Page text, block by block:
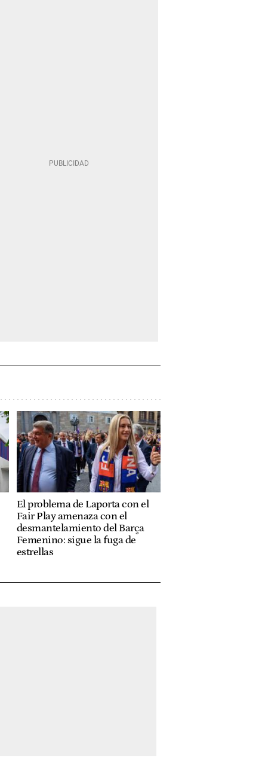
El problema de Laporta con el
Fair Play amenaza con el
desmantelamiento del Barça
Femenino: sigue la fuga de
estrellas